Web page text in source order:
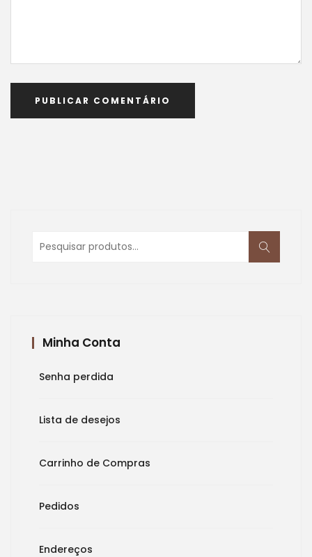
Pesquisar
por:
Minha Conta
Senha perdida
Lista de desejos
Carrinho de Compras
Pedidos
Endereços